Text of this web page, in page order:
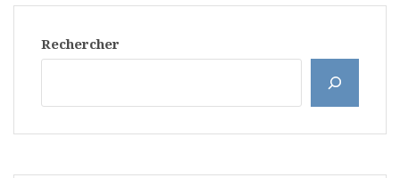
Rechercher